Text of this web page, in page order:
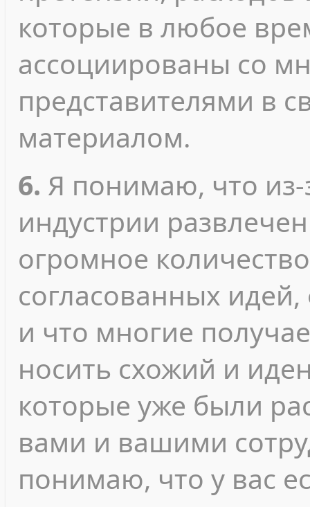
которые в любое
ассоциированы со
представителями в
материалом.
6. Я понимаю, что из-
индустрии
огромное
согласованных
и что многие
носить схожий и
которые уже были
вами и вашими
понимаю, что у вас